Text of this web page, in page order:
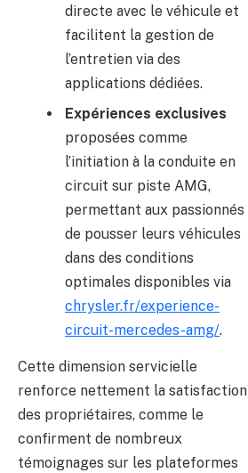
directe avec le véhicule et
facilitent la gestion de
l’entretien via des
applications dédiées.
Expériences exclusives
proposées comme
l’initiation à la conduite en
circuit sur piste AMG,
permettant aux passionnés
de pousser leurs véhicules
dans des conditions
optimales disponibles via
chrysler.fr/experience-
circuit-mercedes-amg/.
Cette dimension servicielle
renforce nettement la satisfaction
des propriétaires, comme le
confirment de nombreux
témoignages sur les plateformes